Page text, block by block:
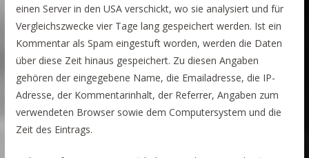
einen Server in den USA verschickt, wo sie analysiert und für
Vergleichszwecke vier Tage lang gespeichert werden. Ist ein
Kommentar als Spam eingestuft worden, werden die Daten
über diese Zeit hinaus gespeichert. Zu diesen Angaben
gehören der eingegebene Name, die Emailadresse, die IP-
Adresse, der Kommentarinhalt, der Referrer, Angaben zum
verwendeten Browser sowie dem Computersystem und die
Zeit des Eintrags.